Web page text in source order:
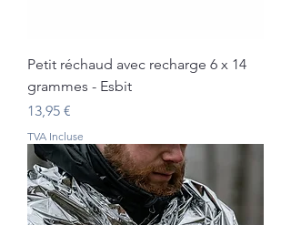
Petit réchaud avec recharge 6 x 14
grammes - Esbit
Prix
13,95 €
TVA Incluse